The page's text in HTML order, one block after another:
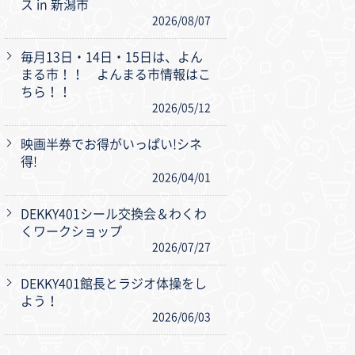
ス in 新潟市
2026/08/07
毎月13日・14日・15日は、よん
まる市！！ よんまる市情報はこ
ちら！！
2026/05/12
映画半券でお得がいっぱい!シネ
得!
2026/04/01
DEKKY401シール交換会＆わくわ
くワークショップ
2026/07/27
DEKKY401館長とラジオ体操をし
よう！
2026/06/03